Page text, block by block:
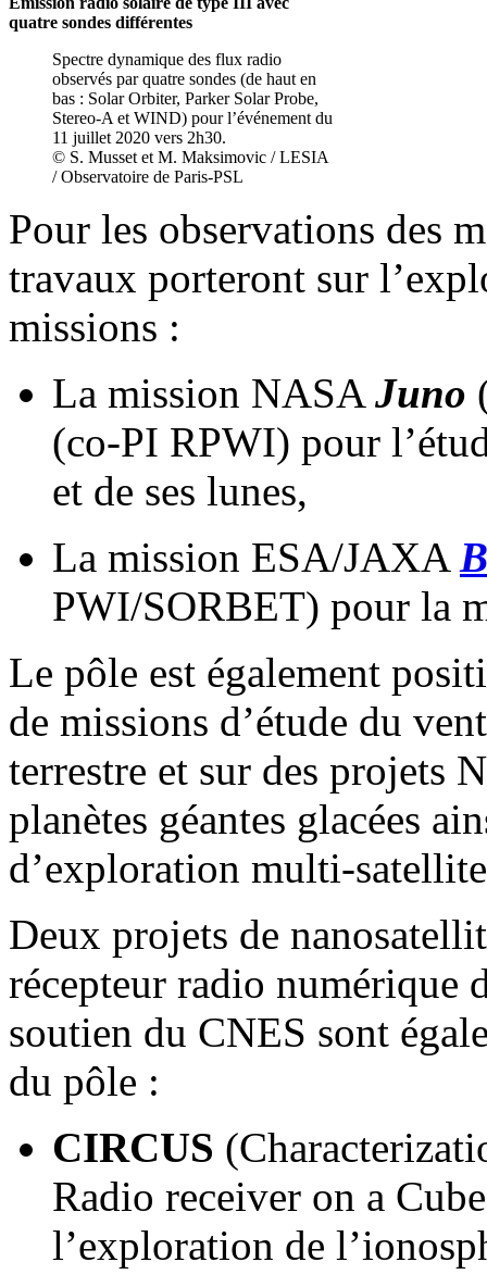
quatre sondes différentes
Spectre dynamique des flux radio
observés par quatre sondes (de haut en
bas : Solar Orbiter, Parker Solar Probe,
Stereo-A et WIND) pour l’événement du
11 juillet 2020 vers 2h30.
© S. Musset et M. Maksimovic / LESIA
/ Observatoire de Paris-PSL
Pour les observations des
travaux porteront sur
missions :
La mission NASA Juno
(co-PI RPWI) pour
et de ses lunes,
La mission ESA/JAXA
PWI/SORBET) pour la
Le pôle est également
de missions d’étude du
terrestre et sur des projets
planètes géantes glacées
d’exploration multi-
Deux projets de
récepteur radio numérique
soutien du CNES sont
du pôle :
CIRCUS
Radio receiver on a
l’exploration de